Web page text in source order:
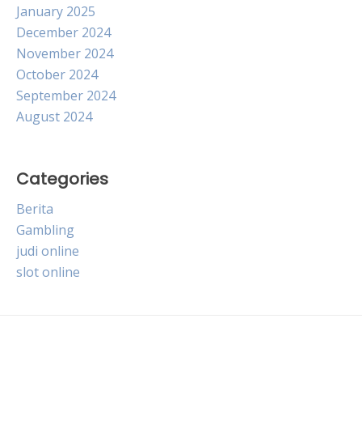
January 2025
December 2024
November 2024
October 2024
September 2024
August 2024
Categories
Berita
Gambling
judi online
slot online